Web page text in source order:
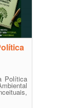
Política